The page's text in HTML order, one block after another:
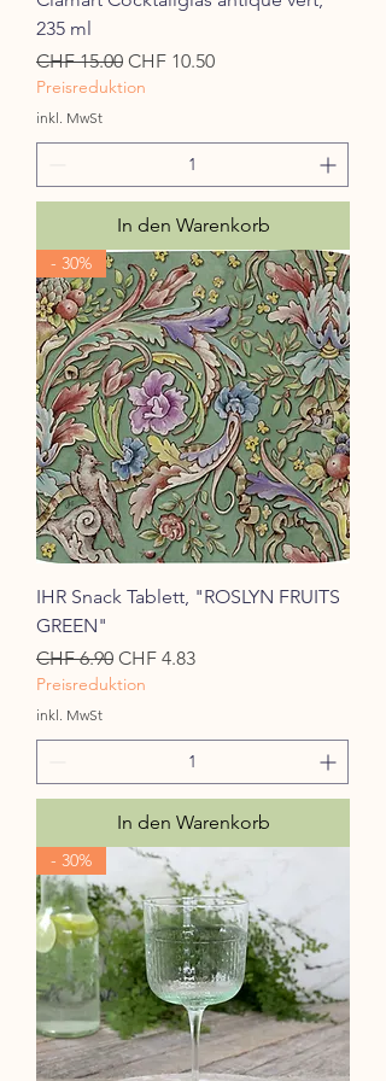
235 ml
Standardpreis
CHF 15.00 Sale-Preis
CHF 10.50
Preisreduktion
inkl. MwSt
In den Warenkorb
- 30%
IHR Snack Tablett, "ROSLYN FRUITS
GREEN"
Standardpreis
CHF 6.90 Sale-Preis
CHF 4.83
Preisreduktion
inkl. MwSt
In den Warenkorb
- 30%